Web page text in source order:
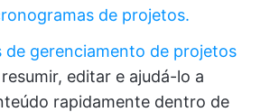
de projetos.
de gerenciamento de projetos
editar e ajudá-lo a
rapidamente dentro de